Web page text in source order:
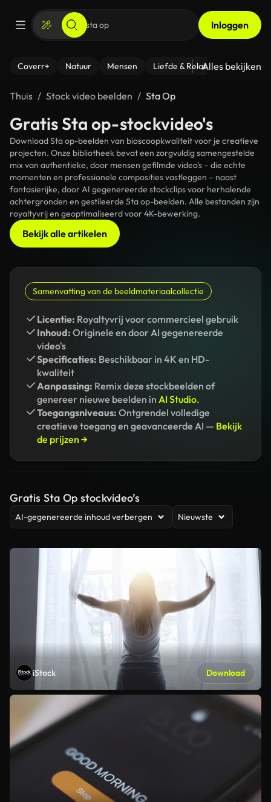
Inloggen
Coverr+ Natuur Mensen Liefde & Relaties - Fitness
Alles bekijken
Thuis Stock video beelden Sta Op
Gratis Sta op-stockvideo's
Download Sta op-beelden van bioscoopkwaliteit voor je creatieve
projecten. Onze bibliotheek bevat een zorgvuldig samengestelde
mix van authentieke, door mensen gefilmde video's – die echte
momenten en professionele composities vastleggen – naast
fantasierijke, door AI gegenereerde stockclips voor herhalende
achtergronden en gestileerde Sta op-beelden. Alle bestanden zijn
royaltyvrij en geoptimaliseerd voor 4K-bewerking.
Bekijk alle artikelen
Samenvatting van de beeldmateriaalcollectie
Licentie: Royaltyvrij voor commercieel gebruik
Inhoud: Originele en door AI gegenereerde
video's
Specificaties: Beschikbaar in 4K en HD-
kwaliteit
Aanpassing: Remix deze stockbeelden of
genereer nieuwe beelden in AI Studio.
Toegangsniveaus: Ontgrendel volledige
creatieve toegang en geavanceerde AI — Bekijk
de prijzen →
Gratis Sta Op stockvideo’s
AI-gegenereerde inhoud verbergen Nieuwste
iStock Download